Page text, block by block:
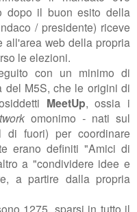
dopo il buon esito della
/ presidente) riceve
all'area web della propria
le elezioni.
con un minimo di
del M5S, che le origini di
MeetUp, ossia i
omonimo - nati sul
di fuori) per coordinare
erano definiti "Amici di
a "condividere idee e
a partire dalla propria
1275, sparsi in tutto il